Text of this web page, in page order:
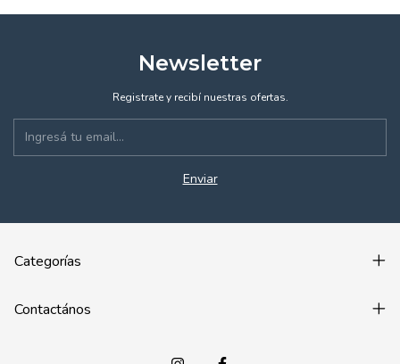
Newsletter
Registrate y recibí nuestras ofertas.
Categorías
Contactános